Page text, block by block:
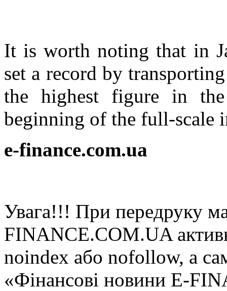
It is worth noting that in
set a record by
the highest figure in
beginning of the full-scale
e-finance.com.ua
Увaгa!!! При пeрeдруку
FINANCE.COM.UA
noindex або nofollow, а
«Фінансові новини E-